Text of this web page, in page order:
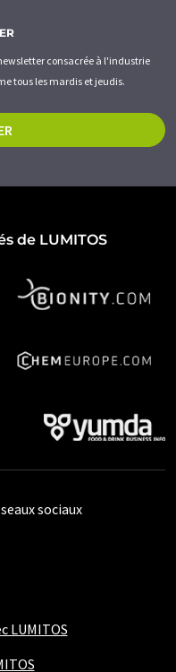
consacrée à l'industrie
tous les mardis et jeudis.
de LUMITOS
LUMITOS
sociaux